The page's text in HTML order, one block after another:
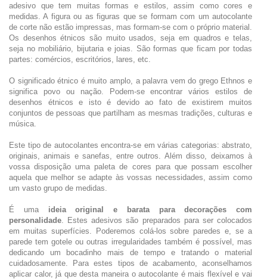
adesivo que tem muitas formas e estilos, assim como cores e
medidas. A figura ou as figuras que se formam com um autocolante
de corte não estão impressas, mas formam-se com o próprio material.
Os desenhos étnicos são muito usados, seja em quadros e telas,
seja no mobiliário, bijutaria e joias. São formas que ficam por todas
partes: comércios, escritórios, lares, etc.
O significado étnico é muito amplo, a palavra vem do grego Ethnos e
significa povo ou nação. Podem-se encontrar vários estilos de
desenhos étnicos e isto é devido ao fato de existirem muitos
conjuntos de pessoas que partilham as mesmas tradições, culturas e
música.
Este tipo de autocolantes encontra-se em várias categorias: abstrato,
originais, animais e sanefas, entre outros. Além disso, deixamos à
vossa disposição uma paleta de cores para que possam escolher
aquela que melhor se adapte às vossas necessidades, assim como
um vasto grupo de medidas.
É uma ideia original e barata para decorações com
personalidade . Estes adesivos são preparados para ser colocados
em muitas superfícies. Poderemos colá-los sobre paredes e, se a
parede tem gotele ou outras irregularidades também é possível, mas
dedicando um bocadinho mais de tempo e tratando o material
cuidadosamente. Para estes tipos de acabamento, aconselhamos
aplicar calor, já que desta maneira o autocolante é mais flexível e vai